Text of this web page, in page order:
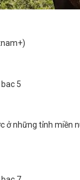
những tỉnh miền